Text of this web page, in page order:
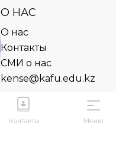
Контакты Меню
О НАС
О нас
Контакты
СМИ о нас
kense@kafu.edu.kz